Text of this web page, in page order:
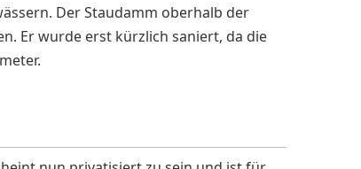
Der Staudamm oberhalb der
Er wurde erst kürzlich saniert, da die